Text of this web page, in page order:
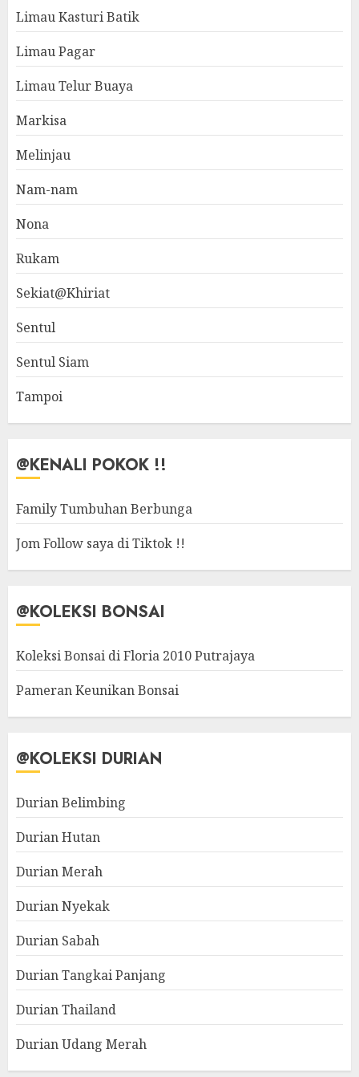
Limau Kasturi Batik
Limau Pagar
Limau Telur Buaya
Markisa
Melinjau
Nam-nam
Nona
Rukam
Sekiat@Khiriat
Sentul
Sentul Siam
Tampoi
@KENALI POKOK !!
Family Tumbuhan Berbunga
Jom Follow saya di Tiktok !!
@KOLEKSI BONSAI
Koleksi Bonsai di Floria 2010 Putrajaya
Pameran Keunikan Bonsai
@KOLEKSI DURIAN
Durian Belimbing
Durian Hutan
Durian Merah
Durian Nyekak
Durian Sabah
Durian Tangkai Panjang
Durian Thailand
Durian Udang Merah